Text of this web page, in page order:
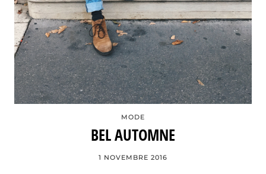
MODE
BEL AUTOMNE
1 NOVEMBRE 2016